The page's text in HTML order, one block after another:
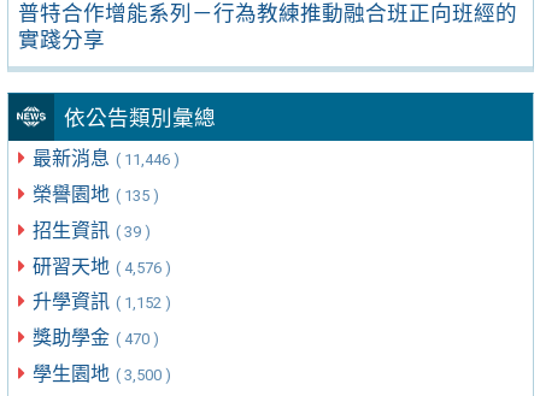
普特合作增能系列－行為教練推動融合班正向班經的
實踐分享
依公告類別彙總
最新消息 ( 11,446 )
榮譽園地 ( 135 )
招生資訊 ( 39 )
研習天地 ( 4,576 )
升學資訊 ( 1,152 )
獎助學金 ( 470 )
學生園地 ( 3,500 )